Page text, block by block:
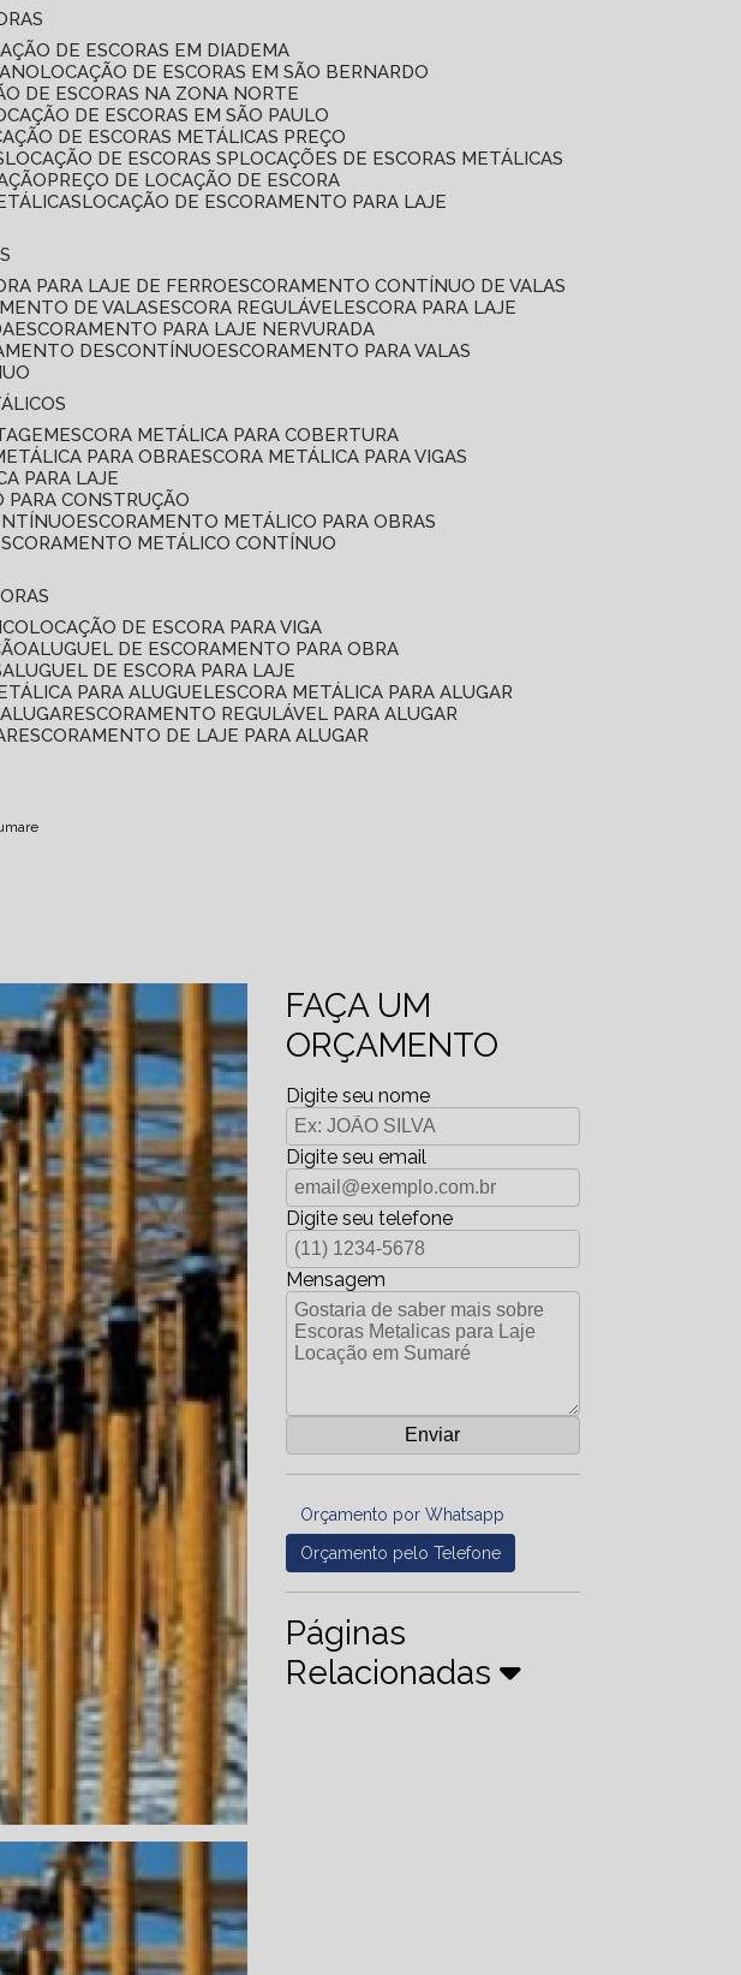
DE ESCORAS EM DIADEMA
LOCAÇÃO DE ESCORAS EM SÃO BERNARDO
DE ESCORAS NA ZONA NORTE
DE ESCORAS EM SÃO PAULO
DE ESCORAS METÁLICAS PREÇO
LOCAÇÃO DE ESCORAS SP LOCAÇÕES DE ESCORAS METÁLICAS
PREÇO DE LOCAÇÃO DE ESCORA
LOCAÇÃO DE ESCORAMENTO PARA LAJE
PARA LAJE DE FERRO
ESCORAMENTO CONTÍNUO DE VALAS
DE VALAS ESCORA REGULÁVEL ESCORA PARA LAJE
ESCORAMENTO PARA LAJE NERVURADA
DESCONTÍNUO
ESCORAMENTO PARA VALAS
ESCORA METÁLICA PARA COBERTURA
PARA OBRA ESCORA METÁLICA PARA VIGAS
PARA LAJE
PARA CONSTRUÇÃO
ESCORAMENTO METÁLICO PARA OBRAS
ESCORAMENTO METÁLICO CONTÍNUO
LOCAÇÃO DE ESCORA PARA VIGA
ALUGUEL DE ESCORAMENTO PARA OBRA
ALUGUEL DE ESCORA PARA LAJE
PARA ALUGUEL ESCORA METÁLICA PARA ALUGAR
ESCORAMENTO REGULÁVEL PARA ALUGAR
ESCORAMENTO DE LAJE PARA ALUGAR
FAÇA UM
ORÇAMENTO
Digite seu nome
Digite seu email
Digite seu telefone
Mensagem
Orçamento por Whatsapp
Orçamento pelo Telefone
Páginas
Relacionadas